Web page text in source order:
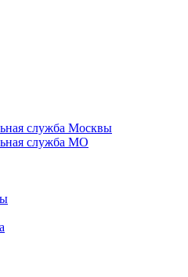
служба Москвы
служба МО